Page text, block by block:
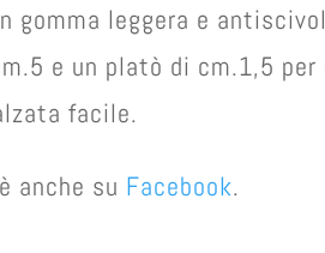
gomma leggera e
e un platò di cm.1,5 per
facile.
anche su Facebook.